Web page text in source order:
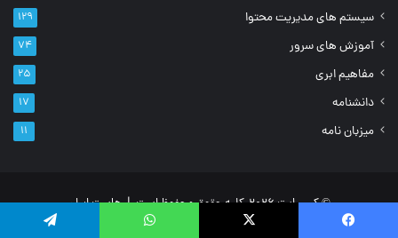
سیستم های مدیریت محتوا ۱۲۹
آموزش های سرور ۷۴
مفاهیم ابری ۲۵
دانشنامه ۱۷
میزبان نامه ۱۱
© کپی رایت 2026, کلیه حقوق محفوظ است |
هاست ایران